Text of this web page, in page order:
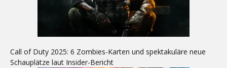
Call of Duty 2025: 6 Zombies-Karten und spektakuläre neue
Schauplätze laut Insider-Bericht